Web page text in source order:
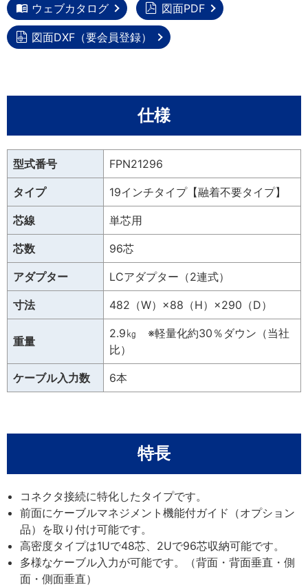
ウェブカタログ 図面PDF
図面DXF（要会員登録）
仕様
型式番号 FPN21296
タイプ 19インチタイプ【融着不要タイプ】
芯線 単芯用
芯数 96芯
アダプター LCアダプター（2連式）
寸法 482（W）×88（H）×290（D）
重量
2.9㎏ ※軽量化約30％ダウン（当社
比）
ケーブル入力数 6本
特長
コネクタ接続に特化したタイプです。
前面にケーブルマネジメント機能付ガイド（オプション
品）を取り付け可能です。
高密度タイプは1Uで48芯、2Uで96芯収納可能です。
多様なケーブル入力が可能です。（背面・背面垂直・側
面・側面垂直）